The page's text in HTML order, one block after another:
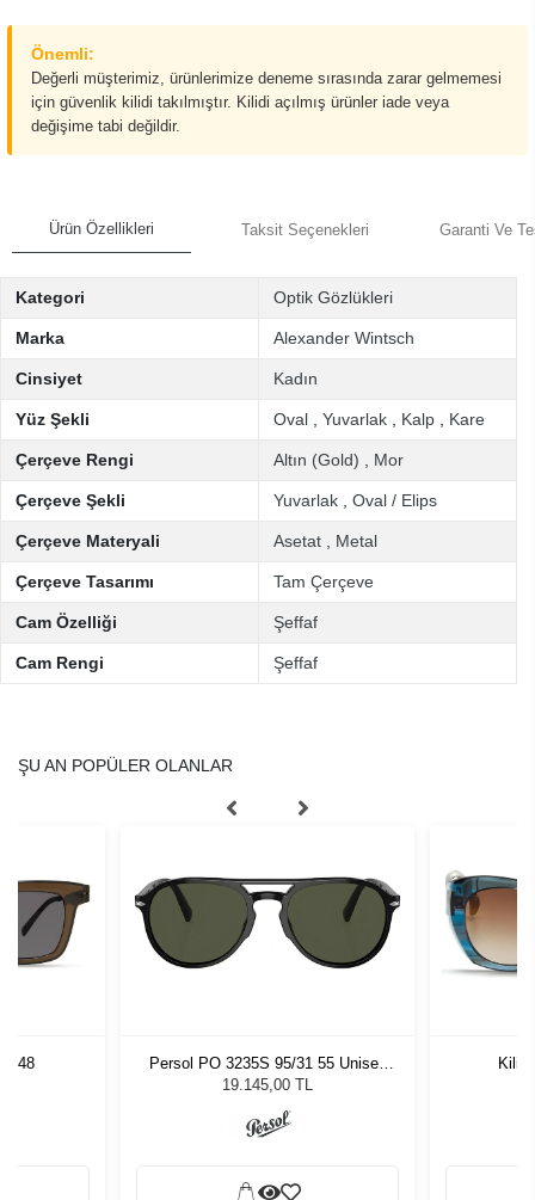
Önemli:
Değerli müşterimiz, ürünlerimize deneme sırasında zarar gelmemesi
için güvenlik kilidi takılmıştır. Kilidi açılmış ürünler iade veya
değişime tabi değildir.
Ürün Özellikleri Taksit Seçenekleri Garanti Ve
Kategori Optik Gözlükleri
Marka Alexander Wintsch
Cinsiyet Kadın
Yüz Şekli Oval Yuvarlak Kalp Kare
Çerçeve Rengi Altın (Gold) Mor
Çerçeve Şekli Yuvarlak Oval / Elips
Çerçeve Materyali Asetat Metal
Çerçeve Tasarımı Tam Çerçeve
Cam Özelliği Şeffaf
Cam Rengi Şeffaf
ŞU AN POPÜLER OLANLAR
48
Persol PO 3235S 95/31 55 Unisex
Güneş Gözlüğü
19.145,00 TL